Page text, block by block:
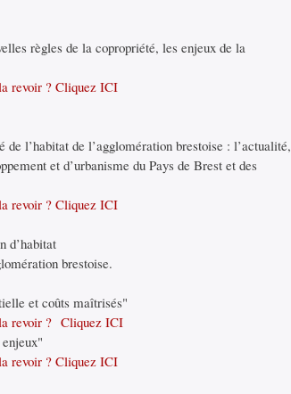
règles de la copropriété, les enjeux de la
revoir ? Cliquez ICI
l’habitat de l’agglomération brestoise : l’actualité,
et d’urbanisme du Pays de Brest et des
revoir ? Cliquez ICI
d’habitat
brestoise.
et coûts maîtrisés"
la revoir ? Cliquez ICI
revoir ? Cliquez ICI